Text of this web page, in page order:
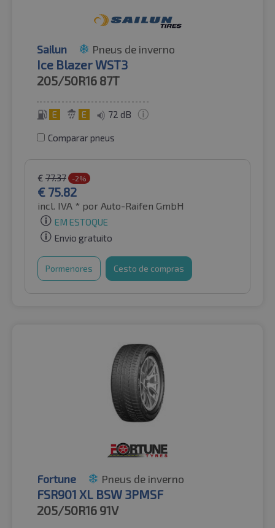
Sailun Pneus de inverno
Ice Blazer WST3
205/50R16 87T
E E 72 dB
Comparar pneus
€ 77.37 -2%
€ 75.82
incl. IVA * por Auto-Raifen GmbH
EM ESTOQUE
Envio gratuito
Pormenores Cesto de compras
Fortune Pneus de inverno
FSR901 XL BSW 3PMSF
205/50R16 91V